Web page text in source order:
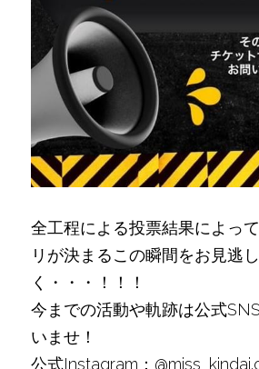
全工程による投票結果によっ
リが決まるこの瞬間をお見逃
く・・・！！！
今までの活動や軌跡は公式
いませ！
公式Instagram：